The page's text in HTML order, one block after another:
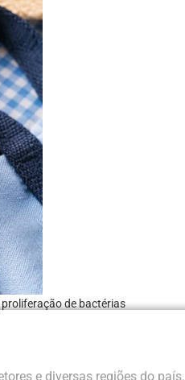
de bactérias
e diversas regiões do país.